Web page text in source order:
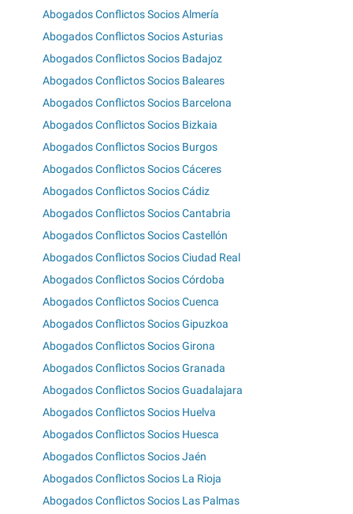
Abogados Conflictos Socios Almería
Abogados Conflictos Socios Asturias
Abogados Conflictos Socios Badajoz
Abogados Conflictos Socios Baleares
Abogados Conflictos Socios Barcelona
Abogados Conflictos Socios Bizkaia
Abogados Conflictos Socios Burgos
Abogados Conflictos Socios Cáceres
Abogados Conflictos Socios Cádiz
Abogados Conflictos Socios Cantabria
Abogados Conflictos Socios Castellón
Abogados Conflictos Socios Ciudad Real
Abogados Conflictos Socios Córdoba
Abogados Conflictos Socios Cuenca
Abogados Conflictos Socios Gipuzkoa
Abogados Conflictos Socios Girona
Abogados Conflictos Socios Granada
Abogados Conflictos Socios Guadalajara
Abogados Conflictos Socios Huelva
Abogados Conflictos Socios Huesca
Abogados Conflictos Socios Jaén
Abogados Conflictos Socios La Rioja
Abogados Conflictos Socios Las Palmas